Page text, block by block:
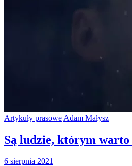
Artykuły prasowe Adam Małysz
Są ludzie, którym warto
6 sierpnia 2021